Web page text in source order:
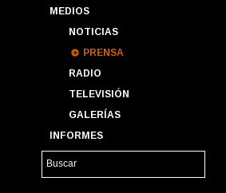
MEDIOS
NOTICIAS
PRENSA
RADIO
TELEVISIÓN
GALERÍAS
INFORMES